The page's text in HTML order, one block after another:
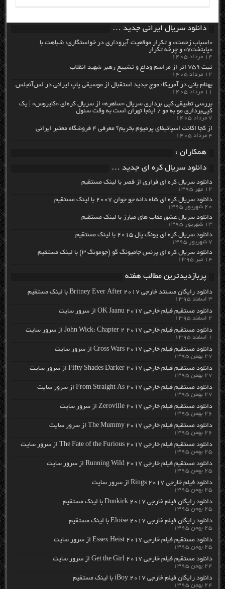
دانلود سریال ایرانی جدید …
«اسباب زحمت» و تکرار موقعیت آبروداری در خواستگاری؛ شباهت با
«پایتخت۷» و چرخه تکرار
۱۴ مرداد ۱۴۰۵
ثبت ۷۵۹ اثر از مراسم وداع و تشییع رهبر شهید انقلاب
۱۲ مرداد ۱۴۰۵
بهنام بانی در آمریکا: موج جدید استقبال از موسیقی پاپ ایرانی در لس‌آنجلس
۱۱ مرداد ۱۴۰۵
بررسی تطبیقی کپی برداری سریال «ساهره» از سریال کره‌ای «کایروس» | یک
کپی‌برداری مو به مو / اینجا تهران است به وقت سئول
۷ مرداد ۱۴۰۵
از کجا اکانت اسپاتیفای پرمیوم بخریم؟ معرفی ۴ فروشگاه معتبر ایرانی
۴ مرداد ۱۴۰۵
همکاران :
دانلود سریال کره ای جدید …
دانلود سریال کره ای فراری از قصر با لینک مستقیم
۱۲ مهر ۱۳۹۵
دانلود سریال کره ای شاه دائه جو جوان ۲۰۰۷ با لینک مستقیم
۲۰ شهریور ۱۳۹۵
دانلود سریال عشق عقاب های مبارز با لینک مستقیم
۱۳ شهریور ۱۳۹۵
دانلود سریال کره ای یونگ پال ۲۰۱۵ با لینک مستقیم
۷ شهریور ۱۳۹۵
دانلود سریال کره ای پرنس جامیونگ گو (جومونگ ۳) با لینک مستقیم
۱۴ تیر ۱۳۹۵
پربازدیدترین مطالب هفته
دانلود رایگان مسنتد خارجی Britney Ever After 2017 با لینک مستقیم
۳ اسفند ۱۳۹۵
دانلود مستقیم فیلم خارجی OK Jaanu 2017 از سرور سایت
۲ اسفند ۱۳۹۵
دانلود مستقیم فیلم خارجی John Wick: Chapter 2 2017 از سرور سایت
۱ اسفند ۱۳۹۵
دانلود مستقیم فیلم خارجی Cross Wars 2017 از سرور سایت
۲۷ بهمن ۱۳۹۵
دانلود مستقیم فیلم خارجی Fifty Shades Darker 2017 از سرور سایت
۲۷ بهمن ۱۳۹۵
دانلود مستقیم فیلم خارجی From Straight As 2017 از سرور سایت
۲۷ بهمن ۱۳۹۵
دانلود مستقیم فیلم خارجی Zeroville 2017 از سرور سایت
۲۶ بهمن ۱۳۹۵
دانلود مستقیم فیلم خارجی The Mummy 2017 از سرور سایت
۲۶ بهمن ۱۳۹۵
دانلود مستقیم فیلم خارجی The Fate of the Furious 2017 از سرور سایت
۲۵ بهمن ۱۳۹۵
دانلود مستقیم فیلم خارجی Running Wild 2017 از سرور سایت
۲۵ بهمن ۱۳۹۵
دانلود فیلم خارجی Rings 2017 از سرور سایت
۲۵ بهمن ۱۳۹۵
دانلود رایگان فیلم خارجی Dunkirk 2017 با لینک مستقیم
۲۵ بهمن ۱۳۹۵
دانلود رایگان فیلم خارجی Eloise 2017 با لینک مستقیم
۲۵ بهمن ۱۳۹۵
دانلود مستقیم فیلم خارجی Essex Heist 2017 از سرور سایت
۲۵ بهمن ۱۳۹۵
دانلود مستقیم فیلم خارجی Get the Girl 2017 از سرور سایت
۲۴ بهمن ۱۳۹۵
دانلود رایگان فیلم خارجی iBoy 2017 با لینک مستقیم
۲۴ بهمن ۱۳۹۵